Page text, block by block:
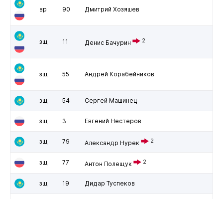
вр 90 Дмитрий Хозяшев
зщ 11 Денис Бачурин 2
зщ 55 Андрей Корабейников
зщ 54 Сергей Машинец
зщ 3 Евгений Нестеров
зщ 79 Александр Нурек 2
зщ 77 Антон Полещук 2
зщ 19 Дидар Туспеков